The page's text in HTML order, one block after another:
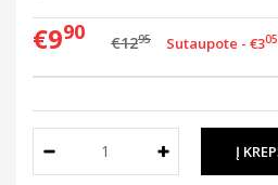
€990 €1295 Sutaupote - €305